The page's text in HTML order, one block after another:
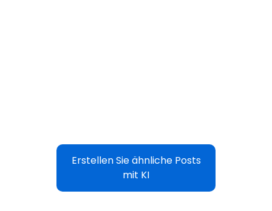
Erstellen Sie ähnliche Posts
mit KI